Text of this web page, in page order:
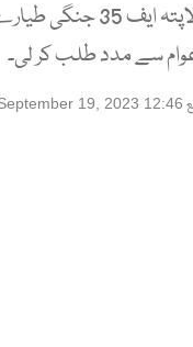
امریکی حکام نے لاپتہ ایف 35
سے مدد طلب کر لی۔
19, 2023 12:46